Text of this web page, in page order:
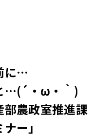
に…
…(´・ω・｀)
農政室推進課
ー」